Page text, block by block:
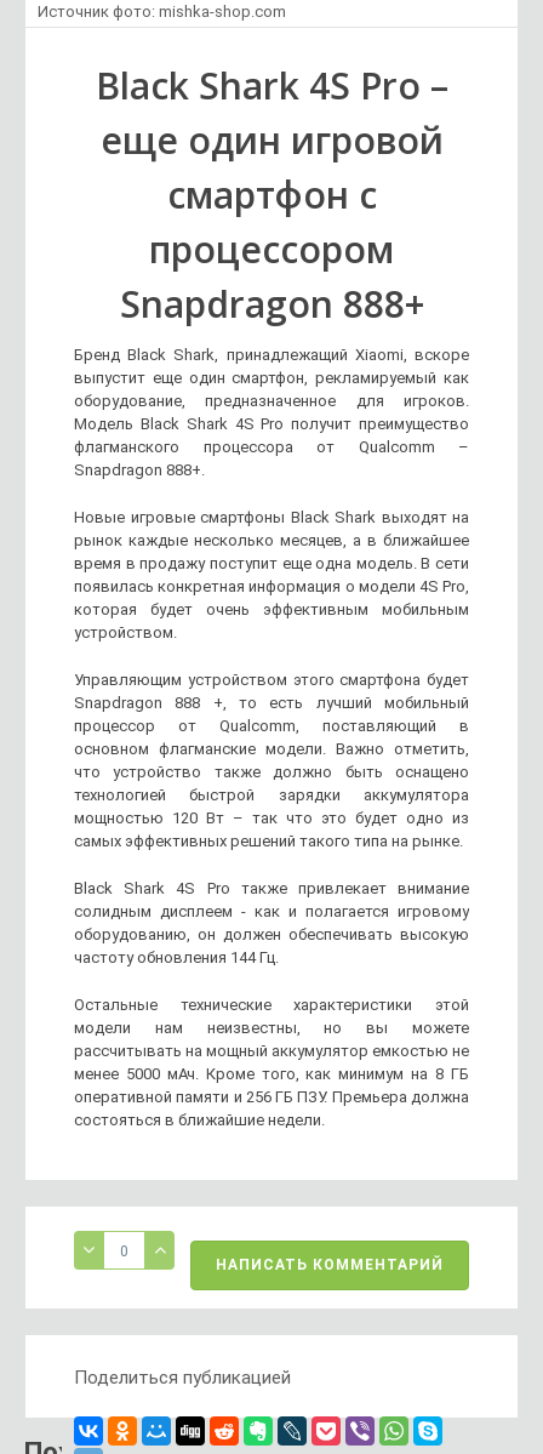
Источник фото: mishka-shop.com
Black Shark 4S Pro –
еще один игровой
смартфон с
процессором
Snapdragon 888+
Бренд Black Shark, принадлежащий Xiaomi, вскоре
выпустит еще один смартфон, рекламируемый как
оборудование, предназначенное для игроков.
Модель Black Shark 4S Pro получит преимущество
флагманского процессора от Qualcomm –
Snapdragon 888+.
Новые игровые смартфоны Black Shark выходят на
рынок каждые несколько месяцев, а в ближайшее
время в продажу поступит еще одна модель. В сети
появилась конкретная информация о модели 4S Pro,
которая будет очень эффективным мобильным
устройством.
Управляющим устройством этого смартфона будет
Snapdragon 888 +, то есть лучший мобильный
процессор от Qualcomm, поставляющий в
основном флагманские модели. Важно отметить,
что устройство также должно быть оснащено
технологией быстрой зарядки аккумулятора
мощностью 120 Вт – так что это будет одно из
самых эффективных решений такого типа на рынке.
Black Shark 4S Pro также привлекает внимание
солидным дисплеем - как и полагается игровому
оборудованию, он должен обеспечивать высокую
частоту обновления 144 Гц.
Остальные технические характеристики этой
модели нам неизвестны, но вы можете
рассчитывать на мощный аккумулятор емкостью не
менее 5000 мАч. Кроме того, как минимум на 8 ГБ
оперативной памяти и 256 ГБ ПЗУ. Премьера должна
состояться в ближайшие недели.
0
НАПИСАТЬ КОММЕНТАРИЙ
Поделиться публикацией